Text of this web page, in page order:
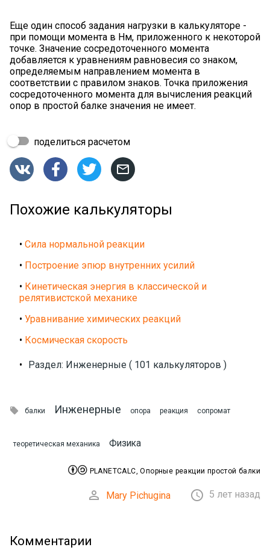
Еще один способ задания нагрузки в калькуляторе -
при помощи момента в Нм, приложенного к некоторой
точке. Значение сосредоточенного момента
добавляется к уравнениям равновесия со знаком,
определяемым направлением момента в
соответствии с правилом знаков. Точка приложения
сосредоточенного момента для вычисления реакций
опор в простой балке значения не имеет.
поделиться расчетом
   
Похожие калькуляторы
• Сила нормальной реакции
• Построение эпюр внутренних усилий
• Кинетическая энергия в классической и
релятивистской механике
• Уравнивание химических реакций
• Космическая скорость
• Раздел: Инженерные ( 101 калькуляторов )
 балки Инженерные опора реакция сопромат
теоретическая механика Физика
 PLANETCALC, Опорные реакции простой балки
 Mary Pichugina  5 лет назад
Комментарии